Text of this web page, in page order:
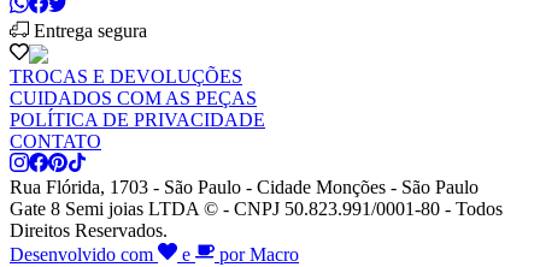
Entrega segura
TROCAS E DEVOLUÇÕES
CUIDADOS COM AS PEÇAS
POLÍTICA DE PRIVACIDADE
CONTATO
Rua Flórida, 1703 - São Paulo - Cidade Monções - São Paulo
Gate 8 Semi joias LTDA © - CNPJ 50.823.991/0001-80 - Todos
Direitos Reservados.
Desenvolvido com
e por Macro